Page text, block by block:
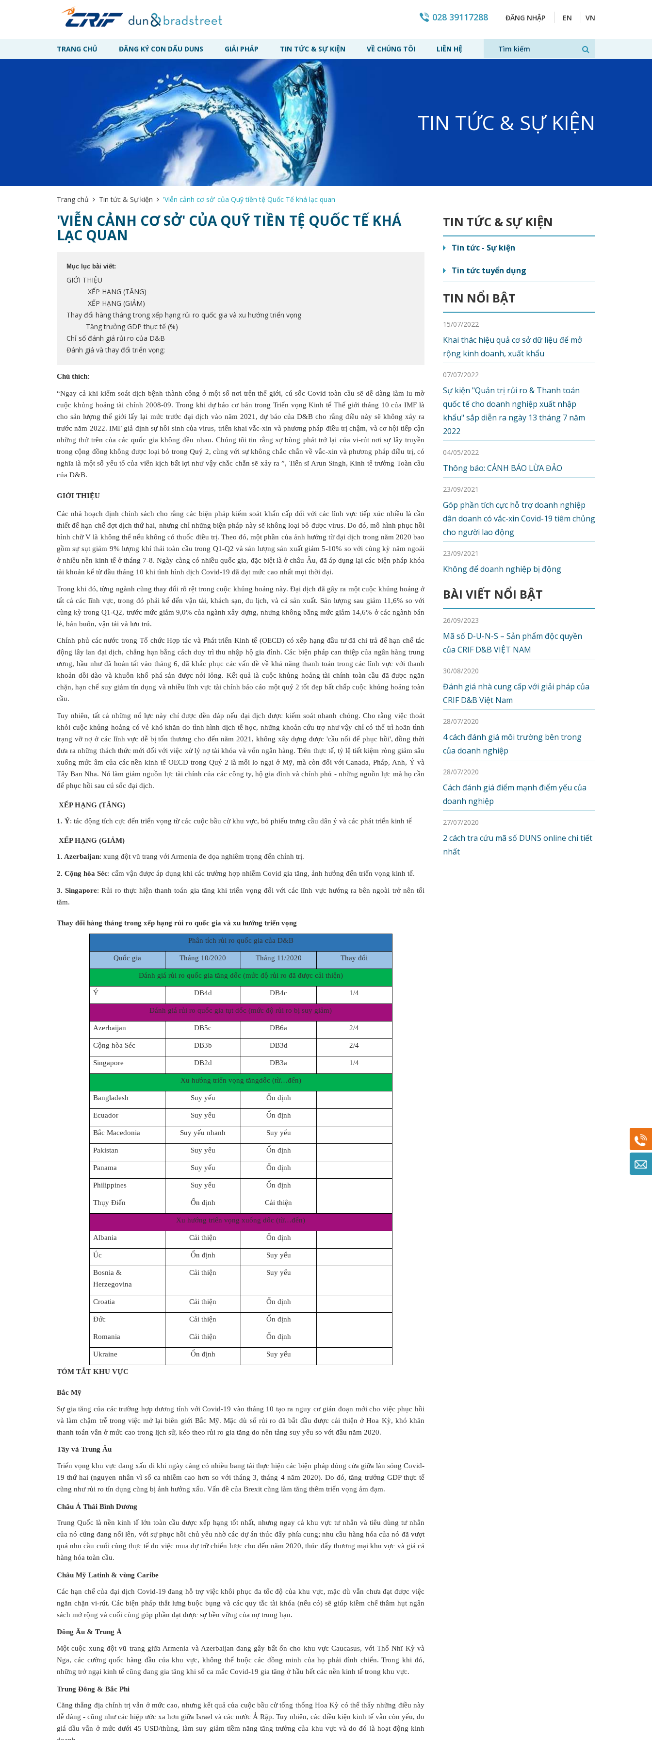
028 39117288 ĐĂNG NHẬP EN VN
TRANG CHỦ ĐĂNG KÝ CON DẤU DUNS GIẢI PHÁP TIN TỨC & SỰ KIỆN VỀ CHÚNG TÔI LIÊN HỆ
TIN TỨC & SỰ KIỆN
Trang chủ Tin tức & Sự kiện 'Viễn cảnh cơ sở' của Quỹ tiền tệ Quốc Tế khá lạc quan
'VIỄN CẢNH CƠ SỞ' CỦA QUỸ TIỀN TỆ QUỐC TẾ KHÁ
LẠC QUAN
Mục lục bài viết:
GIỚI THIỆU
XẾP HẠNG (TĂNG)
XẾP HẠNG (GIẢM)
Thay đổi hàng tháng trong xếp hạng rủi ro quốc gia và xu hướng triển vọng
Tăng trưởng GDP thực tế (%)
Chỉ số đánh giá rủi ro của D&B
Đánh giá và thay đổi triển vọng:
Chú thích:
“Ngay cả khi kiểm soát dịch bệnh thành công ở một số nơi trên thế giới, cú sốc Covid toàn cầu sẽ dễ dàng làm lu mờ
cuộc khủng hoảng tài chính 2008-09. Trong khi dự báo cơ bản trong Triển vọng Kinh tế Thế giới tháng 10 của IMF là
cho sản lượng thế giới lấy lại mức trước đại dịch vào năm 2021, dự báo của D&B cho rằng điều này sẽ không xảy ra
trước năm 2022. IMF giả định sự hồi sinh của virus, triển khai vắc-xin và phương pháp điều trị chậm, và cơ hội tiếp cận
những thứ trên của các quốc gia không đều nhau. Chúng tôi tin rằng sự bùng phát trở lại của vi-rút nơi sự lây truyền
trong cộng đồng không được loại bỏ trong Quý 2, cùng với sự không chắc chắn về vắc-xin và phương pháp điều trị, có
nghĩa là một số yếu tố của viễn kịch bất lợi như vậy chắc chắn sẽ xảy ra ”, Tiến sĩ Arun Singh, Kinh tế trưởng Toàn cầu
của D&B.
GIỚI THIỆU
Các nhà hoạch định chính sách cho rằng các biện pháp kiểm soát khẩn cấp đối với các lĩnh vực tiếp xúc nhiều là cần
thiết để hạn chế đợt dịch thứ hai, nhưng chỉ những biện pháp này sẽ không loại bỏ được virus. Do đó, mô hình phục hồi
hình chữ V là không thể nếu không có thuốc điều trị. Theo đó, một phần của ảnh hưởng từ đại dịch trong năm 2020 bao
gồm sự sụt giảm 9% lượng khí thải toàn cầu trong Q1-Q2 và sản lượng sản xuất giảm 5-10% so với cùng kỳ năm ngoái
ở nhiều nền kinh tế ở tháng 7-8. Ngày càng có nhiều quốc gia, đặc biệt là ở châu Âu, đã áp dụng lại các biện pháp khóa
tài khoản kể từ đầu tháng 10 khi tình hình dịch Covid-19 đã đạt mức cao nhất mọi thời đại.
Trong khi đó, từng ngành cũng thay đổi rõ rệt trong cuộc khủng hoảng này. Đại dịch đã gây ra một cuộc khủng hoảng ở
tất cả các lĩnh vực, trong đó phải kể đến vận tải, khách sạn, du lịch, và cả sản xuất. Sản lượng sau giảm 11,6% so với
cùng kỳ trong Q1-Q2, trước mức giảm 9,0% của ngành xây dựng, nhưng không bằng mức giảm 14,6% ở các ngành bán
lẻ, bán buôn, vận tải và lưu trú.
Chính phủ các nước trong Tổ chức Hợp tác và Phát triển Kinh tế (OECD) có xếp hạng đầu tư đã chi trả để hạn chế tác
động lây lan đại dịch, chẳng hạn bằng cách duy trì thu nhập hộ gia đình. Các biện pháp can thiệp của ngân hàng trung
ương, hầu như đã hoàn tất vào tháng 6, đã khắc phục các vấn đề về khả năng thanh toán trong các lĩnh vực với thanh
khoản dồi dào và khuôn khổ phá sản được nới lỏng. Kết quả là cuộc khủng hoảng tài chính toàn cầu đã được ngăn
chặn, hạn chế suy giảm tín dụng và nhiều lĩnh vực tài chính báo cáo một quý 2 tốt đẹp bất chấp cuộc khủng hoảng toàn
cầu.
Tuy nhiên, tất cả những nổ lực này chỉ được đền đáp nếu đại dịch được kiểm soát nhanh chóng. Cho rằng việc thoát
khỏi cuộc khủng hoảng có vẻ khó khăn do tình hình dịch tễ học, những khoản cứu trợ như vậy chỉ có thể trì hoãn tình
trạng vỡ nợ ở các lĩnh vực dễ bị tổn thương cho đến năm 2021, không xây dựng được 'cầu nối để phục hồi', đồng thời
đưa ra những thách thức mới đối với việc xử lý nợ tài khóa và vốn ngân hàng. Trên thực tế, tỷ lệ tiết kiệm ròng giảm sâu
xuống mức âm của các nền kinh tế OECD trong Quý 2 là mối lo ngại ở Mỹ, mà còn đối với Canada, Pháp, Anh, Ý và
Tây Ban Nha. Nó làm giảm nguồn lực tài chính của các công ty, hộ gia đình và chính phủ - những nguồn lực mà họ cần
để phục hồi sau cú sốc đại dịch.
XẾP HẠNG (TĂNG)
1. Ý: tác động tích cực đến triển vọng từ các cuộc bầu cử khu vực, bỏ phiếu trưng cầu dân ý và các phát triển kinh tế
XẾP HẠNG (GIẢM)
1. Azerbaijan: xung đột vũ trang với Armenia đe dọa nghiêm trọng đến chính trị.
2. Cộng hòa Séc: cấm vận được áp dụng khi các trường hợp nhiễm Covid gia tăng, ảnh hưởng đến triển vọng kinh tế.
3. Singapore: Rủi ro thực hiện thanh toán gia tăng khi triển vọng đối với các lĩnh vực hướng ra bên ngoài trở nên tối
tăm.
Thay đổi hàng tháng trong xếp hạng rủi ro quốc gia và xu hướng triển vọng
Phân tích rủi ro quốc gia của D&B
Quốc gia Tháng 10/2020 Tháng 11/2020 Thay đổi
Đánh giá rủi ro quốc gia tăng dốc (mức độ rủi ro đã được cải thiện)
Ý DB4d DB4c 1/4
Đánh giá rủi ro quốc gia tụt dốc (mức độ rủi ro bị suy giảm)
Azerbaijan DB5c DB6a 2/4
Cộng hòa Séc DB3b DB3d 2/4
Singapore DB2d DB3a 1/4
Xu hướng triển vọng tăngdốc (từ…đến)
Bangladesh Suy yếu Ổn định
Ecuador Suy yếu Ổn định
Bắc Macedonia Suy yếu nhanh Suy yếu
Pakistan Suy yếu Ổn định
Panama Suy yếu Ổn định
Philippines Suy yếu Ổn định
Thụy Điển Ổn định Cải thiện
Xu hướng triển vọng xuống dốc (từ…đến)
Albania Cải thiện Ổn định
Úc Ổn định Suy yếu
Bosnia &
Herzegovina
Cải thiện Suy yếu
Croatia Cải thiện Ổn định
Đức Cải thiện Ổn định
Romania Cải thiện Ổn định
Ukraine Ổn định Suy yếu
TÓM TẮT KHU VỰC
Bắc Mỹ
Sự gia tăng của các trường hợp dương tính với Covid-19 vào tháng 10 tạo ra nguy cơ gián đoạn mới cho việc phục hồi
và làm chậm trễ trong việc mở lại biên giới Bắc Mỹ. Mặc dù số rủi ro đã bắt đầu được cải thiện ở Hoa Kỳ, khó khăn
thanh toán vẫn ở mức cao trong lịch sử, kéo theo rủi ro gia tăng do nền tảng suy yếu so với đầu năm 2020.
Tây và Trung Âu
Triển vọng khu vực đang xấu đi khi ngày càng có nhiều bang tái thực hiện các biện pháp đóng cửa giữa làn sóng Covid-
19 thứ hai (nguyen nhân vì số ca nhiễm cao hơn so với tháng 3, tháng 4 năm 2020). Do đó, tăng trưởng GDP thực tế
cũng như rủi ro tín dụng cũng bị ảnh hưởng xấu. Vấn đề của Brexit cũng làm tăng thêm triển vọng ảm đạm.
Châu Á Thái Bình Dương
Trung Quốc là nền kinh tế lớn toàn cầu được xếp hạng tốt nhất, nhưng ngay cả khu vực tư nhân và tiêu dùng tư nhân
của nó cũng đang nổi lên, với sự phục hồi chủ yếu nhờ các dự án thúc đẩy phía cung; nhu cầu hàng hóa của nó đã vượt
quá nhu cầu cuối cùng thực tế do việc mua dự trữ chiến lược cho đến năm 2020, thúc đẩy thương mại khu vực và giá cả
hàng hóa toàn cầu.
Châu Mỹ Latinh & vùng Caribe
Các hạn chế của đại dịch Covid-19 đang hỗ trợ việc khôi phục đa tốc độ của khu vực, mặc dù vẫn chưa đạt được việc
ngăn chặn vi-rút. Các biện pháp thắt lưng buộc bụng và các quy tắc tài khóa (nếu có) sẽ giúp kiềm chế thâm hụt ngân
sách mở rộng và cuối cùng góp phần đạt được sự bền vững của nợ trung hạn.
Đông Âu & Trung Á
Một cuộc xung đột vũ trang giữa Armenia và Azerbaijan đang gây bất ổn cho khu vực Caucasus, với Thổ Nhĩ Kỳ và
Nga, các cường quốc hàng đầu của khu vực, không thể buộc các đồng minh của họ phải đình chiến. Trong khi đó,
những trở ngại kinh tế cũng đang gia tăng khi số ca mắc Covid-19 gia tăng ở hầu hết các nền kinh tế trong khu vực.
Trung Đông & Bắc Phi
Căng thẳng địa chính trị vẫn ở mức cao, nhưng kết quả của cuộc bầu cử tổng thống Hoa Kỳ có thể thấy những điều này
dễ dàng - cũng như các hiệp ước xa hơn giữa Israel và các nước Ả Rập. Tuy nhiên, các điều kiện kinh tế vẫn còn yếu, do
giá dầu vẫn ở mức dưới 45 USD/thùng, làm suy giảm tiềm năng tăng trưởng của khu vực và do đó là hoạt động kinh
TIN TỨC & SỰ KIỆN
Tin tức - Sự kiện
Tin tức tuyển dụng
TIN NỔI BẬT
15/07/2022
Khai thác hiệu quả cơ sở dữ liệu để mở
rộng kinh doanh, xuất khẩu
07/07/2022
Sự kiện "Quản trị rủi ro & Thanh toán
quốc tế cho doanh nghiệp xuất nhập
khẩu" sắp diễn ra ngày 13 tháng 7 năm
2022
04/05/2022
Thông báo: CẢNH BÁO LỪA ĐẢO
23/09/2021
Góp phần tích cực hỗ trợ doanh nghiệp
dân doanh có vắc-xin Covid-19 tiêm chủng
cho người lao động
23/09/2021
Không để doanh nghiệp bị động
BÀI VIẾT NỔI BẬT
26/09/2023
Mã số D-U-N-S – Sản phẩm độc quyền
của CRIF D&B VIỆT NAM
30/08/2020
Đánh giá nhà cung cấp với giải pháp của
CRIF D&B Việt Nam
28/07/2020
4 cách đánh giá môi trường bên trong
của doanh nghiệp
28/07/2020
Cách đánh giá điểm mạnh điểm yếu của
doanh nghiệp
27/07/2020
2 cách tra cứu mã số DUNS online chi tiết
nhất